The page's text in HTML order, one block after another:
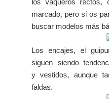
marcado, pero si os
buscar modelos más
Los encajes, el
siguen siendo
y vestidos, aunque
faldas.